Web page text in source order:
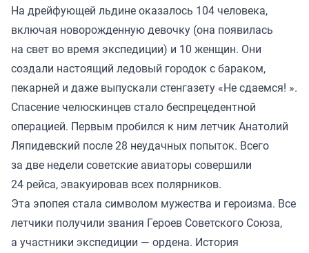
На дрейфующей льдине оказалось 104 человека,
включая новорожденную девочку (она появилась
на свет во время экспедиции) и 10 женщин. Они
создали настоящий ледовый городок с бараком,
пекарней и даже выпускали стенгазету «Не сдаемся! ».
Спасение челюскинцев стало беспрецедентной
операцией. Первым пробился к ним летчик Анатолий
Ляпидевский после 28 неудачных попыток. Всего
за две недели советские авиаторы совершили
24 рейса, эвакуировав всех полярников.
Эта эпопея стала символом мужества и героизма. Все
летчики получили звания Героев Советского Союза,
а участники экспедиции — ордена. История